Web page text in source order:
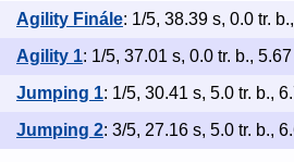
Agility Finále: 1/5, 38.39 s, 0.0 tr.
Agility 1: 1/5, 37.01 s, 0.0 tr. b.,
Jumping 1: 1/5, 30.41 s, 5.0 tr. b.,
Jumping 2: 3/5, 27.16 s, 5.0 tr. b.,